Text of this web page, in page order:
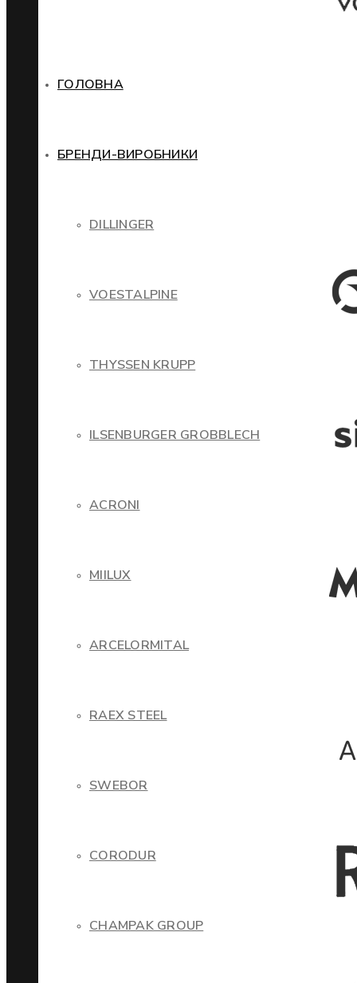
ГОЛОВНА
БРЕНДИ-ВИРОБНИКИ
DILLINGER
VOESTALPINE
THYSSEN KRUPP
ILSENBURGER GROBBLECH
ACRONI
MIILUX
ARCELORMITAL
RAEX STEEL
SWEBOR
CORODUR
CHAMPAK GROUP